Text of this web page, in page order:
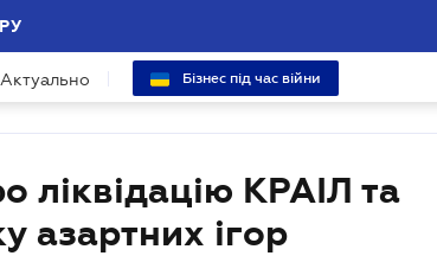
Актуально Бізнес під час війни
ліквідацію КРАІЛ та
азартних ігор